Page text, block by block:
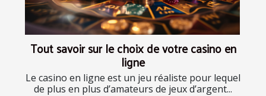
Tout savoir sur le choix de votre casino en
ligne
Le casino en ligne est un jeu réaliste pour lequel
de plus en plus d’amateurs de jeux d’argent...